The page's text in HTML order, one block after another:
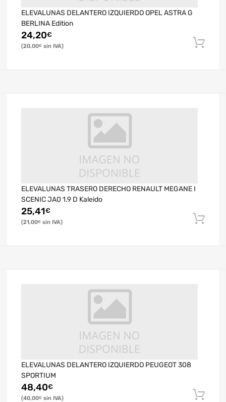
ELEVALUNAS DELANTERO IZQUIERDO OPEL ASTRA G
BERLINA Edition
24,20€
20,00€
ELEVALUNAS TRASERO DERECHO RENAULT MEGANE I
SCENIC JA0 1.9 D Kaleido
25,41€
21,00€
ELEVALUNAS DELANTERO IZQUIERDO PEUGEOT 308
SPORTIUM
48,40€
40,00€